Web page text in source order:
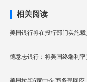
相关阅读
美国银行将在投行部门实施裁
德意志银行：将美国终端利
美国拉黑6家中企 商务部回应